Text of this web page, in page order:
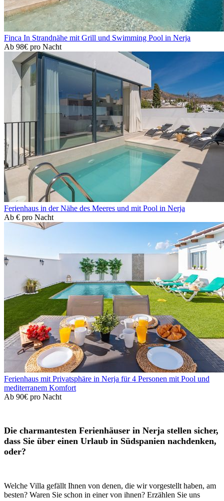
Finca In Strandnähe mit Grill und Swimming Pool in Nerja
Ab 98€ pro Nacht
Ferienhaus in der Nähe des Meeres und mit Pool in Nerja
Ab € pro Nacht
Ferienhaus mit Privatsphäre in Nerja für 4 Personen mit Pool und
mediterranem Komfort
Ab 90€ pro Nacht
Die charmantesten Ferienhäuser in Nerja stellen sicher,
dass Sie über einen Urlaub in Südspanien nachdenken,
oder?
Welche Villa gefällt Ihnen von denen, die wir vorgestellt haben, am
besten? Waren Sie schon in einer von ihnen? Erzählen Sie uns